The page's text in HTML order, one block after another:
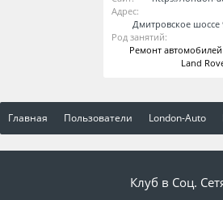
Адрес:
Дмитровское шоссе
Род занятий:
Ремонт автомобилей
Land
Главная Пользователи London-Auto
Клуб в Соц.